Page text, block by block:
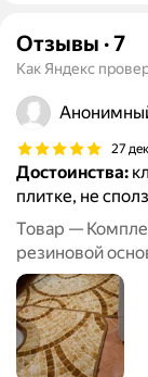
Отзывы ·7
Как Яндекс
27
Достоинства:
плитке, не
Товар —
резиновой
прямоугольный